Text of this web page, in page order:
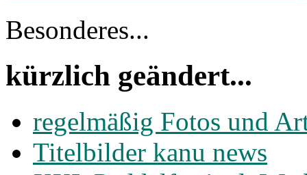
Besonderes...
kürzlich geändert...
regelmäßig Fotos und
Titelbilder kanu news